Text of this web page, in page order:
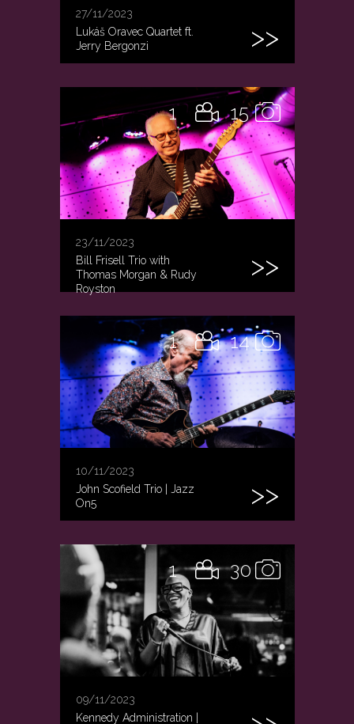
27/11/2023
Lukáš Oravec Quartet ft.
Jerry Bergonzi
15
1
23/11/2023
Bill Frisell Trio with
Thomas Morgan & Rudy
Royston
14
1
10/11/2023
John Scofield Trio | Jazz
On5
30
1
09/11/2023
Kennedy Administration |